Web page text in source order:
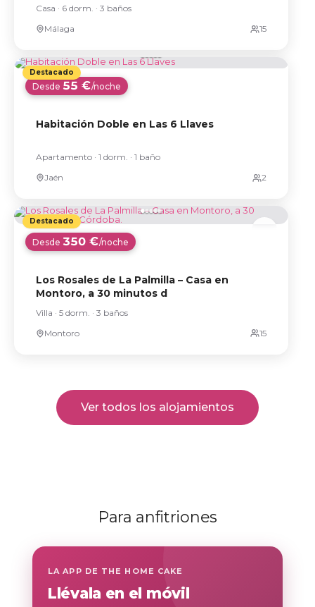
Casa · 6 dorm. · 3 baños
Málaga
Desde 55 €/noche
Habitación Doble en Las 6 Llaves
Apartamento · 1 dorm. · 1 baño
Jaén
Desde 350 €/noche
Los Rosales de La Palmilla – Casa en
Montoro, a 30 minutos d
Villa · 5 dorm. · 3 baños
Montoro
Ver todos los alojamientos
Para anfitriones
LA APP DE THE HOME CAKE
Llévala en el móvil